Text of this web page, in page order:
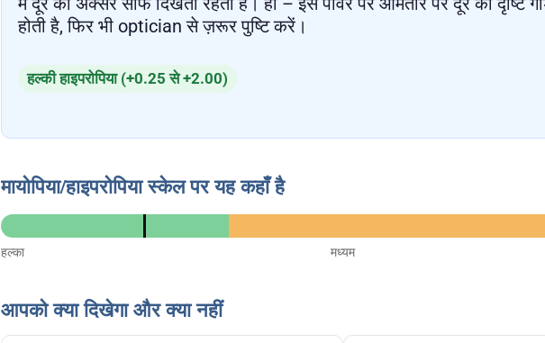
होती है, फिर भी optician से ज़रूर पुष्टि करें।
हल्की हाइपरोपिया (+0.25 से +2.00)
मायोपिया/हाइपरोपिया स्केल पर यह कहाँ है
हल्का मध्यम
आपको क्या दिखेगा और क्या नहीं